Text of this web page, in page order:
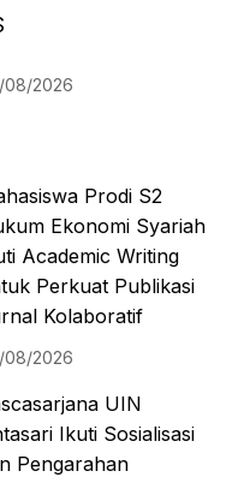
2026
Prodi S2
Ekonomi Syariah
Academic Writing
Perkuat Publikasi
Kolaboratif
2026
UIN
Ikuti Sosialisasi
Pengarahan